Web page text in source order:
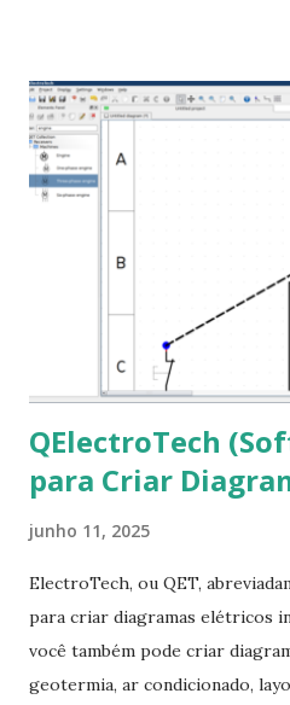
que contém essas fontes. Ao
terminal e execute o comando:
mscorefonts-installer Leia os
clicando em “Ok” Agora aceite
em “Sim” Pronto agora abra o
fontes Times New Roman,
ocorra algum erro ou precisa
apt-get install --reinstall ttf-
QElectroTech
para Criar
junho 11, 2025
ElectroTech, ou QET,
para criar diagramas elétricos
você também pode criar
geotermia, ar condicionado,